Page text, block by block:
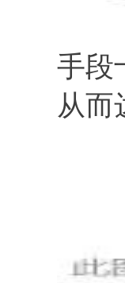
手段
从而